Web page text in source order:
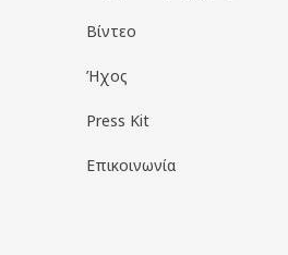
Βίντεο
Ήχος
Press Kit
Επικοινωνία